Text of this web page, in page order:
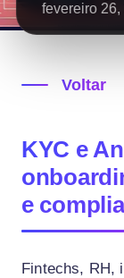
fevereiro 26,
Voltar
KYC e
e
Fintechs, RH,